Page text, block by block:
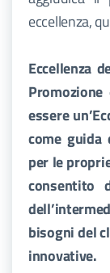
eccellenza,
Eccellenza
essere
come
per le
consentito
bisogni del
innovative.